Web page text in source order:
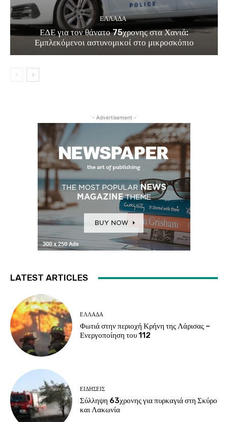
ΕΛΛΑΔΑ
ΕΔΕ για τον θάνατο 75χρονης στα Χανιά:
Εμπλεκόμενοι αστυνομικοί στο μικροσκόπιο
- Advertisement -
LATEST ARTICLES
ΕΛΛΑΔΑ
Φωτιά στην περιοχή Κρήνη της Λάρισας –
Ενεργοποίηση του 112
ΕΙΔΗΣΕΙΣ
Σύλληψη 63χρονης για πυρκαγιά στη Σκύρο
και Λακωνία